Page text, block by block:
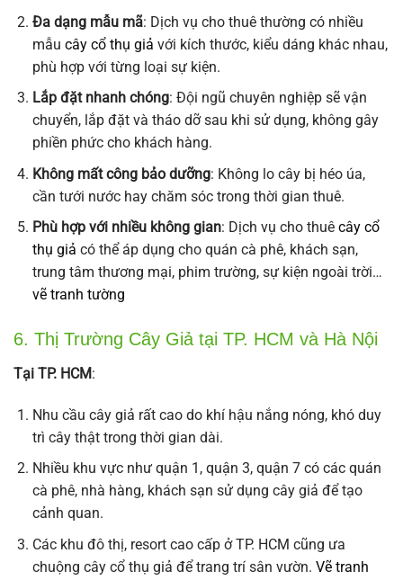
Đa dạng mẫu mã: Dịch vụ cho thuê thường có nhiều
mẫu cây cổ thụ giả với kích thước, kiểu dáng khác nhau,
phù hợp với từng loại sự kiện.
Lắp đặt nhanh chóng: Đội ngũ chuyên nghiệp sẽ vận
chuyển, lắp đặt và tháo dỡ sau khi sử dụng, không gây
phiền phức cho khách hàng.
Không mất công bảo dưỡng: Không lo cây bị héo úa,
cần tưới nước hay chăm sóc trong thời gian thuê.
Phù hợp với nhiều không gian: Dịch vụ cho thuê cây cổ
thụ giả có thể áp dụng cho quán cà phê, khách sạn,
trung tâm thương mại, phim trường, sự kiện ngoài trời…
vẽ tranh tường
6. Thị Trường Cây Giả tại TP. HCM và Hà Nội
Tại TP. HCM:
Nhu cầu cây giả rất cao do khí hậu nắng nóng, khó duy
trì cây thật trong thời gian dài.
Nhiều khu vực như quận 1, quận 3, quận 7 có các quán
cà phê, nhà hàng, khách sạn sử dụng cây giả để tạo
cảnh quan.
Các khu đô thị, resort cao cấp ở TP. HCM cũng ưa
chuộng cây cổ thụ giả để trang trí sân vườn. Vẽ tranh